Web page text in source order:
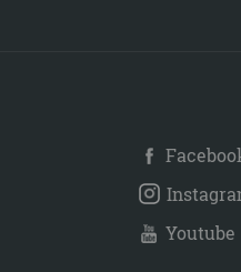
Youtube